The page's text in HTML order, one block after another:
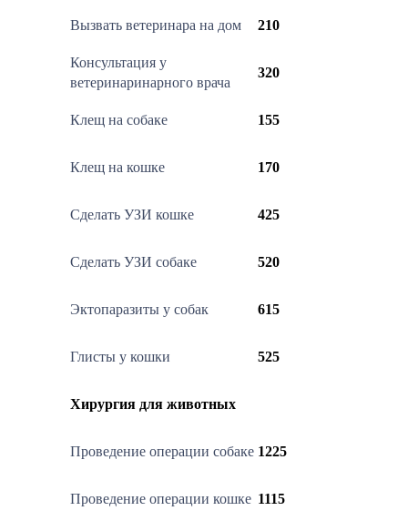
Вызвать ветеринара на дом 210
Консультация у
ветеринаринарного врача
320
Клещ на собаке 155
Клещ на кошке 170
Сделать УЗИ кошке 425
Сделать УЗИ собаке 520
Эктопаразиты у собак 615
Глисты у кошки 525
Хирургия для животных
Проведение операции собаке 1225
Проведение операции кошке 1115